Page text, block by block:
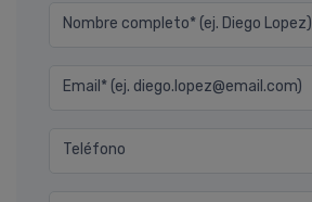
Nombre completo* (ej. Diego Lopez)
Email* (ej. diego.lopez@email.com)
Teléfono